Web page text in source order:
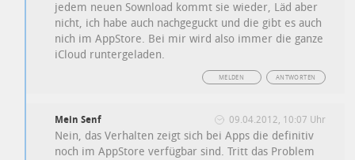
jedem neuen Sownload kommt sie wieder, Läd aber
nicht, ich habe auch nachgeguckt und die gibt es auch
nich im AppStore. Bei mir wird also immer die ganze
iCloud runtergeladen.
ANTWORTEN
MELDEN
Mein Senf 09.04.2012, 10:07 Uhr
Nein, das Verhalten zeigt sich bei Apps die definitiv
noch im AppStore verfügbar sind. Tritt das Problem